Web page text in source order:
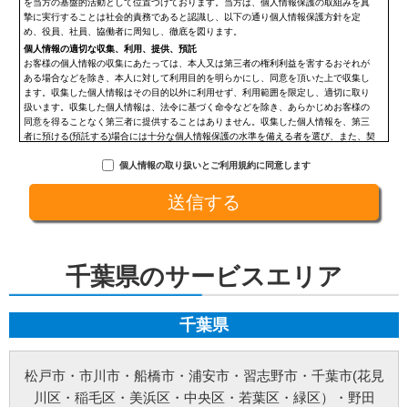
を当方の基盤的活動として位置づけております。当方は、個人情報保護の取組みを真
摯に実行することは社会的責務であると認識し、以下の通り個人情報保護方針を定
め、役員、社員、協働者に周知し、徹底を図ります。
個人情報の適切な収集、利用、提供、預託
お客様の個人情報の収集にあたっては、本人又は第三者の権利利益を害するおそれが
ある場合などを除き、本人に対して利用目的を明らかにし、同意を頂いた上で収集し
ます。収集した個人情報はその目的以外に利用せず、利用範囲を限定し、適切に取り
扱います。収集した個人情報は、法令に基づく命令などを除き、あらかじめお客様の
同意を得ることなく第三者に提供することはありません。収集した個人情報を、第三
者に預ける(預託する)場合には十分な個人情報保護の水準を備える者を選び、また、契
開示、訂正、利用停止等の求めに応じる手続
当社が保有する個人情報については、合理的な範囲で速やかに対応いたします。個人
情報の滅失、き損、漏えいおよび不正アクセスなどの予防ならびに是正。当方は、お
客様の個人情報を厳格に管理し、滅失、き損、漏えいや不正アクセスなどのあらゆる
個人情報に関する法令およびその他の規範の遵守
当社の役員、社員、協働者は、個人情報保護や通信の秘密に関する法令やガイドライ
的に実施されるよう、個人情報保護方針および社内規程類を継続して改善します。
個人情報の取扱いに関する問い合わせおよび相談窓口
当方所定の窓口にて、合理的な範囲で対応いたします。
みらいお水の110番【未來総合広告株式会社】
お問い合わせ方法：メールフォーム
個人情報の取り扱いとご利用規約に同意します
千葉県のサービスエリア
千葉県
松戸市・ 市川市・ 船橋市・ 浦安市・ 習志野市・ 千葉市(花見
川区・稲毛区・美浜区・中央区・若葉区・緑区）・ 野田